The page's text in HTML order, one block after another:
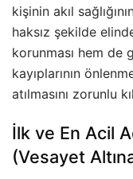
kişinin akıl
haksız şekilde
korunması hem de
kayıplarının
atılmasını zorunlu
İlk ve En Acil
(Vesayet